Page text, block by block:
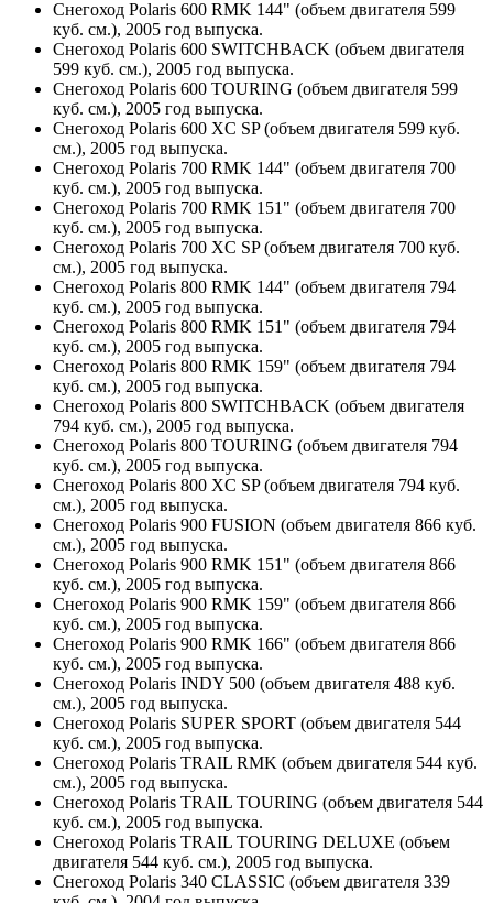
Снегоход Polaris 600 RMK 144" (объем двигателя 599
куб. см.), 2005 год выпуска.
Снегоход Polaris 600 SWITCHBACK (объем двигателя
599 куб. см.), 2005 год выпуска.
Снегоход Polaris 600 TOURING (объем двигателя 599
куб. см.), 2005 год выпуска.
Снегоход Polaris 600 XC SP (объем двигателя 599 куб.
см.), 2005 год выпуска.
Снегоход Polaris 700 RMK 144" (объем двигателя 700
куб. см.), 2005 год выпуска.
Снегоход Polaris 700 RMK 151" (объем двигателя 700
куб. см.), 2005 год выпуска.
Снегоход Polaris 700 XC SP (объем двигателя 700 куб.
см.), 2005 год выпуска.
Снегоход Polaris 800 RMK 144" (объем двигателя 794
куб. см.), 2005 год выпуска.
Снегоход Polaris 800 RMK 151" (объем двигателя 794
куб. см.), 2005 год выпуска.
Снегоход Polaris 800 RMK 159" (объем двигателя 794
куб. см.), 2005 год выпуска.
Снегоход Polaris 800 SWITCHBACK (объем двигателя
794 куб. см.), 2005 год выпуска.
Снегоход Polaris 800 TOURING (объем двигателя 794
куб. см.), 2005 год выпуска.
Снегоход Polaris 800 XC SP (объем двигателя 794 куб.
см.), 2005 год выпуска.
Снегоход Polaris 900 FUSION (объем двигателя 866 куб.
см.), 2005 год выпуска.
Снегоход Polaris 900 RMK 151" (объем двигателя 866
куб. см.), 2005 год выпуска.
Снегоход Polaris 900 RMK 159" (объем двигателя 866
куб. см.), 2005 год выпуска.
Снегоход Polaris 900 RMK 166" (объем двигателя 866
куб. см.), 2005 год выпуска.
Снегоход Polaris INDY 500 (объем двигателя 488 куб.
см.), 2005 год выпуска.
Снегоход Polaris SUPER SPORT (объем двигателя 544
куб. см.), 2005 год выпуска.
Снегоход Polaris TRAIL RMK (объем двигателя 544 куб.
см.), 2005 год выпуска.
Снегоход Polaris TRAIL TOURING (объем двигателя 544
куб. см.), 2005 год выпуска.
Снегоход Polaris TRAIL TOURING DELUXE (объем
двигателя 544 куб. см.), 2005 год выпуска.
Снегоход Polaris 340 CLASSIC (объем двигателя 339